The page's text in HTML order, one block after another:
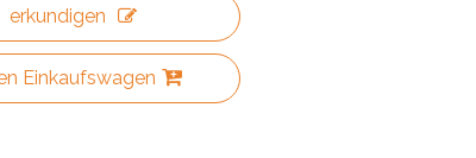
erkundigen
Einkaufswagen